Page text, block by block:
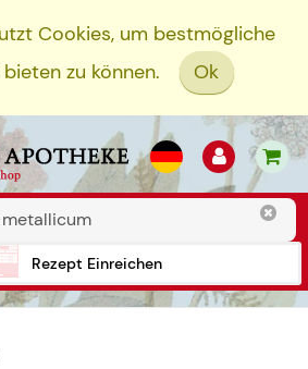
Cookies, um bestmögliche
zu können.
Ok
Rezept Einreichen